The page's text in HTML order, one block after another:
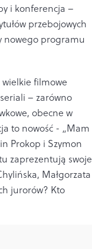
i konferencja –
przebojowych
nowego programu
wielkie filmowe
– zarówno
obecne w
to nowość - „Mam
Prokop i Szymon
zaprezentują swoje
Małgorzata
jurorów? Kto